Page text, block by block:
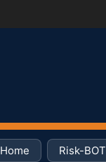
Home Risk-BOT